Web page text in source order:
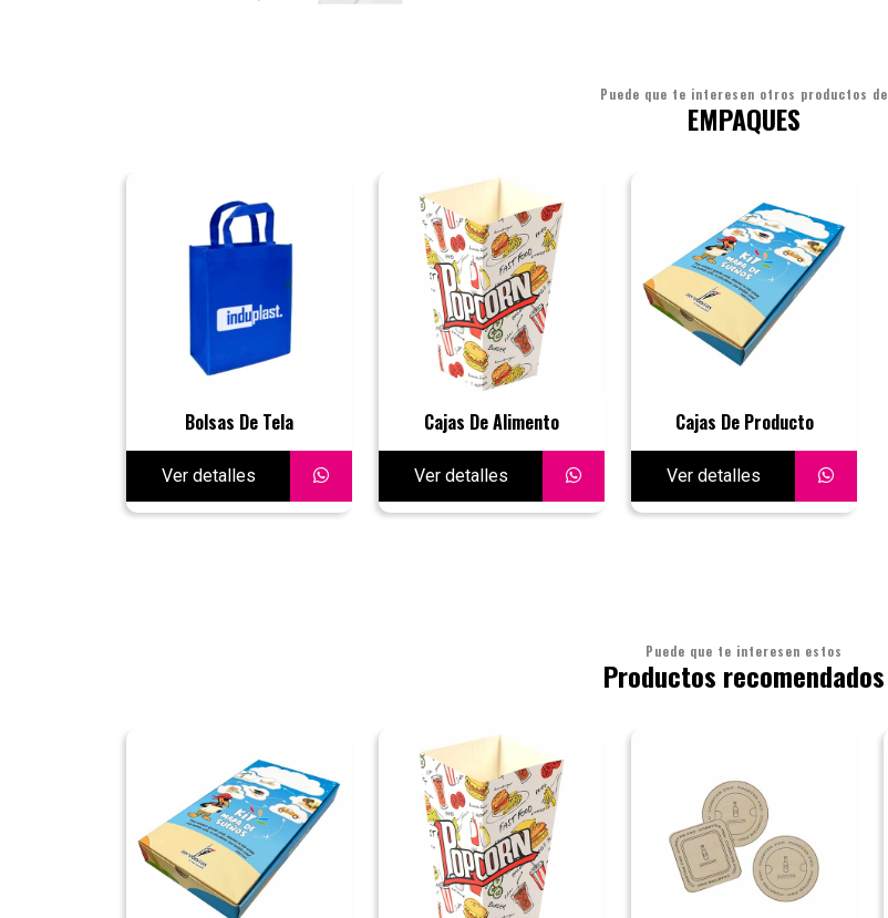
Puede que te interesen otros productos de
EMPAQUES
Bolsas De Tela
Ver detalles
Cajas De Alimento
Ver detalles
Cajas De Producto
Ver detalles
Puede que te interesen estos
Productos recomendados